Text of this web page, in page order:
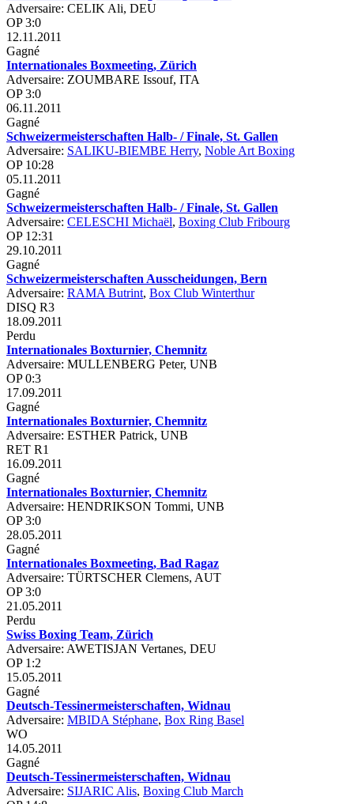
Adversaire: CELIK Ali, DEU
OP 3:0
12.11.2011
Gagné
Internationales Boxmeeting, Zürich
Adversaire: ZOUMBARE Issouf, ITA
OP 3:0
06.11.2011
Gagné
Schweizermeisterschaften Halb- / Finale, St. Gallen
Adversaire: SALIKU-BIEMBE Herry, Noble Art Boxing
OP 10:28
05.11.2011
Gagné
Schweizermeisterschaften Halb- / Finale, St. Gallen
Adversaire: CELESCHI Michaël, Boxing Club Fribourg
OP 12:31
29.10.2011
Gagné
Schweizermeisterschaften Ausscheidungen, Bern
Adversaire: RAMA Butrint, Box Club Winterthur
DISQ R3
18.09.2011
Perdu
Internationales Boxturnier, Chemnitz
Adversaire: MULLENBERG Peter, UNB
OP 0:3
17.09.2011
Gagné
Internationales Boxturnier, Chemnitz
Adversaire: ESTHER Patrick, UNB
RET R1
16.09.2011
Gagné
Internationales Boxturnier, Chemnitz
Adversaire: HENDRIKSON Tommi, UNB
OP 3:0
28.05.2011
Gagné
Internationales Boxmeeting, Bad Ragaz
Adversaire: TÜRTSCHER Clemens, AUT
OP 3:0
21.05.2011
Perdu
Swiss Boxing Team, Zürich
Adversaire: AWETISJAN Vertanes, DEU
OP 1:2
15.05.2011
Gagné
Deutsch-Tessinermeisterschaften, Widnau
Adversaire: MBIDA Stéphane, Box Ring Basel
WO
14.05.2011
Gagné
Deutsch-Tessinermeisterschaften, Widnau
Adversaire: SIJARIC Alis, Boxing Club March